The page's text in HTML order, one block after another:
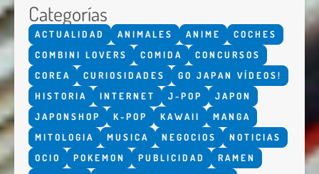
Categorías
ACTUALIDAD ANIMALES ANIME
COCHES
COMBINI LOVERS
COMIDA
CONCURSOS
COREA
CURIOSIDADES
GO JAPAN VÍDEOS!
HISTORIA
INTERNET J-POP
JAPON
JAPONSHOP
K-POP KAWAII
MANGA
MITOLOGIA
MUSICA NEGOCIOS
NOTICIAS
OCIO
POKEMON PUBLICIDAD
RAMEN